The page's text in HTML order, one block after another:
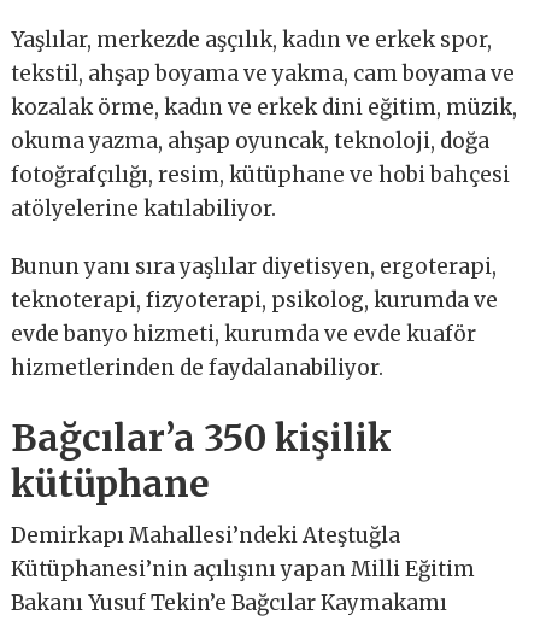
Yaşlılar, merkezde aşçılık, kadın ve erkek spor,
tekstil, ahşap boyama ve yakma, cam boyama ve
kozalak örme, kadın ve erkek dini eğitim, müzik,
okuma yazma, ahşap oyuncak, teknoloji, doğa
fotoğrafçılığı, resim, kütüphane ve hobi bahçesi
atölyelerine katılabiliyor.
Bunun yanı sıra yaşlılar diyetisyen, ergoterapi,
teknoterapi, fizyoterapi, psikolog, kurumda ve
evde banyo hizmeti, kurumda ve evde kuaför
hizmetlerinden de faydalanabiliyor.
Bağcılar’a 350 kişilik
kütüphane
Demirkapı Mahallesi’ndeki Ateştuğla
Kütüphanesi’nin açılışını yapan Milli Eğitim
Bakanı Yusuf Tekin’e Bağcılar Kaymakamı